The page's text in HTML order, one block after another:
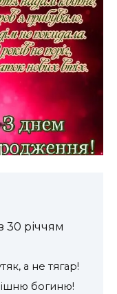
30 річчям
а не тягар!
богиню!